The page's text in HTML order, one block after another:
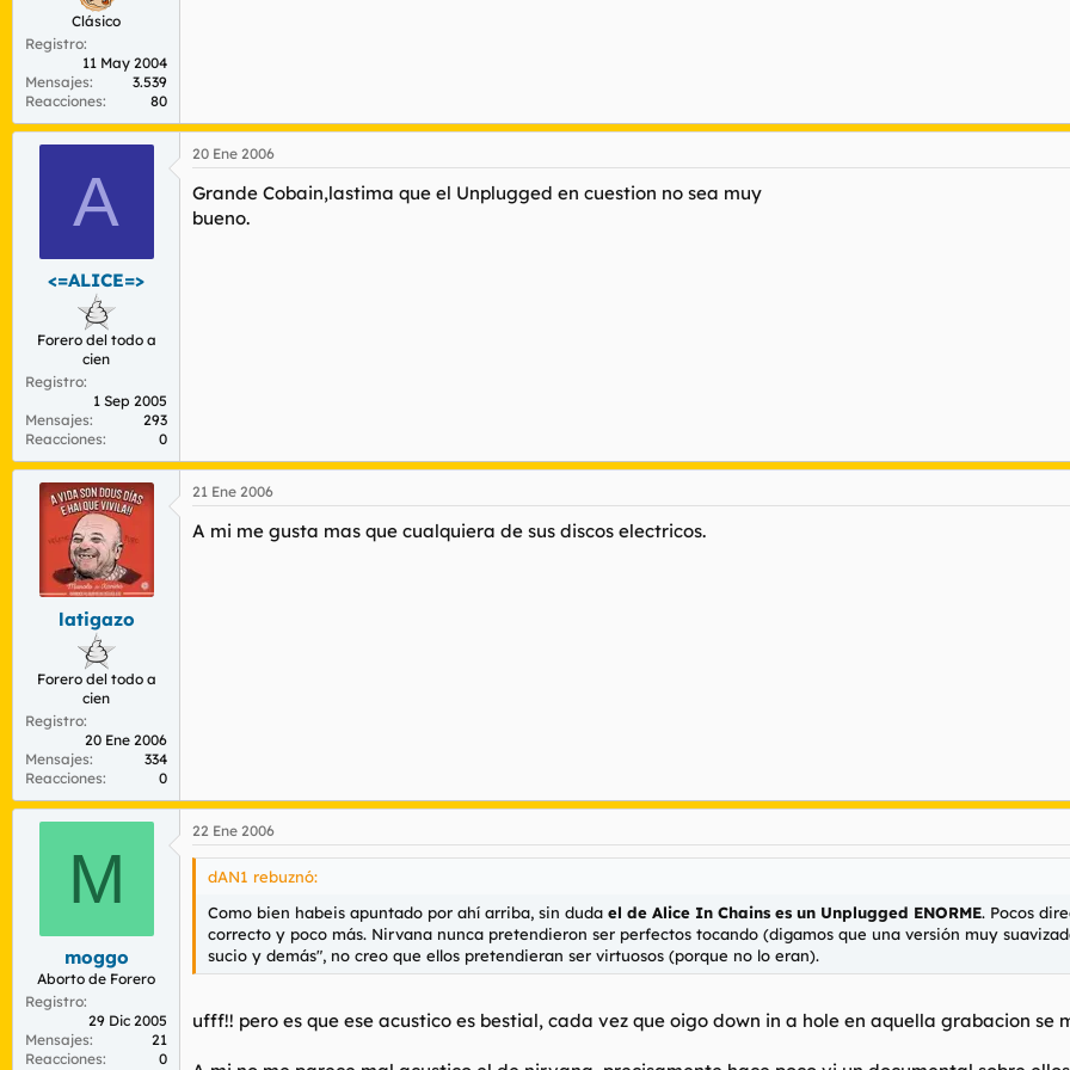
Clásico
Registro
11 May 2004
Mensajes
3.539
Reacciones
80
A
<=ALICE=>
Forero del todo a
cien
Registro
1 Sep 2005
Mensajes
293
Reacciones
0
20 Ene 2006
Grande Cobain,lastima que el Unplugged en cuestion no sea muy
bueno.
latigazo
Forero del todo a
cien
Registro
20 Ene 2006
Mensajes
334
Reacciones
0
21 Ene 2006
A mi me gusta mas que cualquiera de sus discos electricos.
M
moggo
Aborto de Forero
Registro
29 Dic 2005
Mensajes
21
Reacciones
0
22 Ene 2006
dAN1 rebuznó:
Como bien habeis apuntado por ahí arriba, sin duda el de Alice In Chains es un Unplugged ENORME. Pocos
correcto y poco más. Nirvana nunca pretendieron ser perfectos tocando (digamos que una versión muy
sucio y demás", no creo que ellos pretendieran ser virtuosos (porque no lo eran).
ufff!! pero es que ese acustico es bestial, cada vez que oigo down in a hole en aquella grabacion se